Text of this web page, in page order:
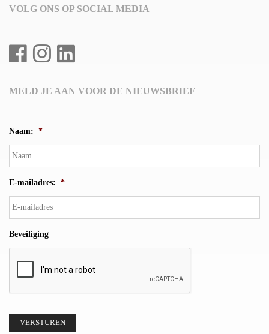
VOLG ONS OP SOCIAL MEDIA
MELD JE AAN VOOR DE NIEUWSBRIEF
Naam: *
E-mailadres: *
Beveiliging
VERSTUREN